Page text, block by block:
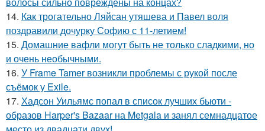
14. Как трогательно Ляйсан утяшева и Павел воля
поздравили дочурку Софию с 11-летием!
15. Домашние вафли могут быть не только сладкими, но
и очень необычными.
16. У Frame Tamer возникли проблемы с рукой после
съёмок у Exile.
17. Хадсон Уильямс попал в список лучших бьюти -
образов Harper's Bazaar на Metgala и занял семнадцатое